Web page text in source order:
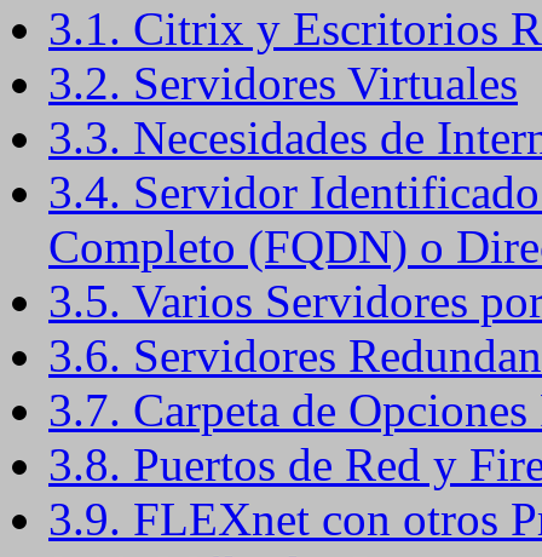
3.1. Citrix y Escritorios
3.2. Servidores Virtuales
3.3. Necesidades de
3.4. Servidor
Completo (FQDN) o
3.5. Varios Servidores
3.6. Servidores
3.7. Carpeta de
3.8. Puertos de Red y
3.9. FLEXnet con otros